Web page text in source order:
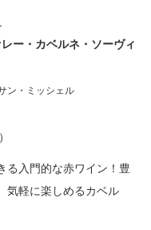
ー・カベルネ・ソーヴィ
ン・ミッシェル
る入門的な赤ワイン！豊
気軽に楽しめるカベル